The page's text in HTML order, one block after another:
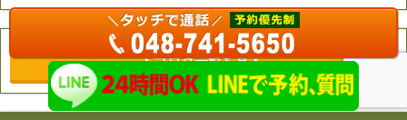
ブログ一覧を見る